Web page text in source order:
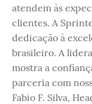
atendem às
clientes. A
dedicação à
brasileiro. A
mostra a
parceria com
Fabio F. Silva,